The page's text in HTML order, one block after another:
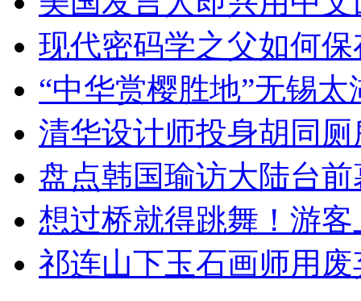
现代密码学之父如何
“中华赏樱胜地”无锡
清华设计师投身胡同
盘点韩国瑜访大陆台
想过桥就得跳舞！游客
祁连山下玉石画师用